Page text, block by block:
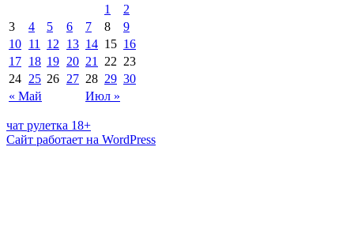
« Май Июл »
1
2
3
4 5 6 7 8
9
10 11 12 13 14 15 16
17 18 19 20 21 22 23
24 25 26 27 28 29 30
чат рулетка 18+
Сайт работает на WordPress